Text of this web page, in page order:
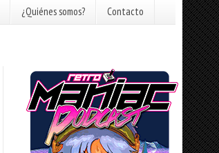
¿Quiénes somos? Contacto